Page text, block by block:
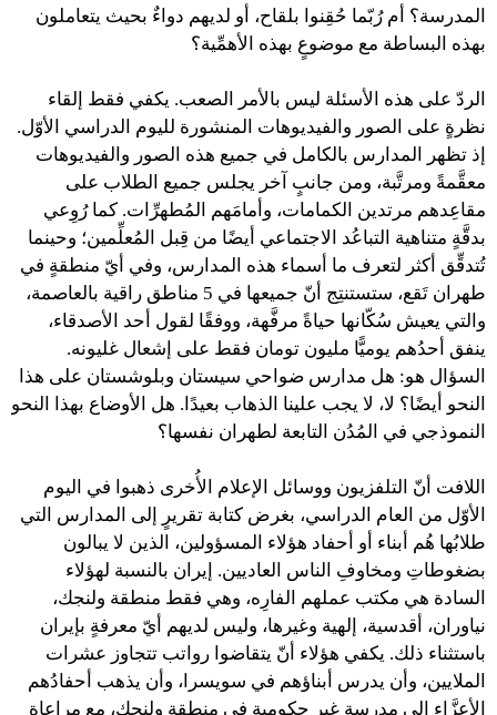
المدرسة؟ أم رُبّما حُقِنوا بلقاح، أو لديهم دواءٌ بحيث يتعاملون
بهذه البساطة مع موضوعٍ بهذه الأهمِّية؟
الردّ على هذه الأسئلة ليس بالأمر الصعب. يكفي فقط إلقاء
نظرةٍ على الصور والفيديوهات المنشورة لليوم الدراسي الأوّل.
إذ تظهر المدارس بالكامل في جميع هذه الصور والفيديوهات
معقَّمةً ومرتَّبة، ومن جانبٍ آخر يجلس جميع الطلاب على
مقاعِدهم مرتدين الكمامات، وأمامَهم المُطهرِّات. كما رُوِعي
بدقَّةٍ متناهية التباعُد الاجتماعي أيضًا من قِبل المُعلِّمين؛ وحينما
تُتدقِّق أكثر لتعرف ما أسماء هذه المدارس، وفي أيّ منطقةٍ في
طهران تَقع، ستستنتِج أنّ جميعها في 5 مناطق راقية بالعاصمة،
والتي يعيش سُكّانها حياةً مرفَّهة، ووفقًا لقول أحد الأصدقاء،
ينفق أحدُهم يوميًّا مليون تومان فقط على إشعال غليونه.
السؤال هو: هل مدارس ضواحي سيستان وبلوشستان على هذا
النحو أيضًا؟ لا، لا يجب علينا الذهاب بعيدًا. هل الأوضاع بهذا النحو
النموذجي في المُدُن التابعة لطهران نفسها؟
اللافت أنّ التلفزيون ووسائل الإعلام الأُخرى ذهبوا في اليوم
الأوّل من العام الدراسي، بغرض كتابة تقريرٍ إلى المدارس التي
طلابُها هُم أبناء أو أحفاد هؤلاء المسؤولين، الذين لا يبالون
بضغوطاتِ ومخاوفِ الناس العاديين. إيران بالنسبة لهؤلاء
السادة هي مكتب عملهم الفارِه، وهي فقط منطقة ولنجك،
نياوران، أقدسية، إلهية وغيرها، وليس لديهم أيّ معرفةٍ بإيران
باستثناء ذلك. يكفي هؤلاء أنّ يتقاضوا رواتب تتجاوز عشرات
الملايين، وأن يدرس أبناؤهم في سويسرا، وأن يذهب أحفادُهم
الأعزَّاء إلى مدرسةٍ غير حكومية في منطقة ولنجك، مع مراعاةٍ